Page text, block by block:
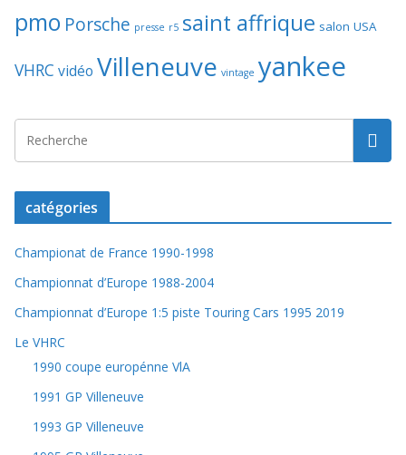
pmo Porsche presse r5 saint affrique salon USA
VHRC vidéo Villeneuve vintage yankee
catégories
Championat de France 1990-1998
Championnat d’Europe 1988-2004
Championnat d’Europe 1:5 piste Touring Cars 1995 2019
Le VHRC
1990 coupe europénne VlA
1991 GP Villeneuve
1993 GP Villeneuve